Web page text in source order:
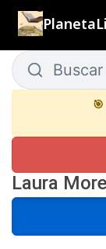
Buscar libro o
Buscar libro o
Laura